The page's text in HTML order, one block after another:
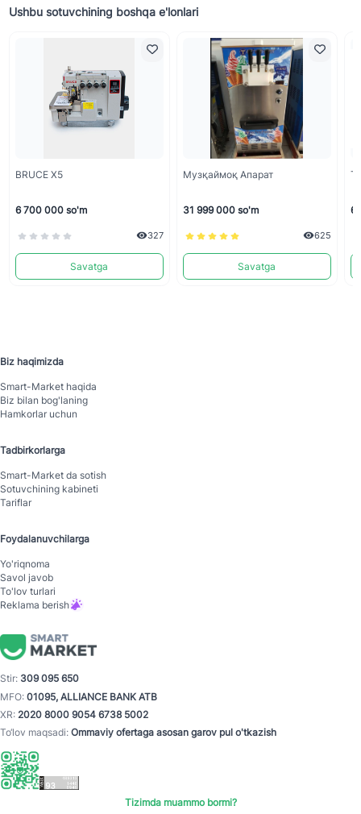
Ushbu sotuvchining boshqa e'lonlari
BRUCE X5
6 700 000 so'm
327
Savatga
Музқаймоқ Апарат
31 999 000 so'm
625
Savatga
6
Biz haqimizda
Smart-Mаrket haqida
Biz bilan bog'laning
Hamkorlar uchun
Tadbirkorlarga
Smart-Mаrket da sotish
Sotuvchining kabineti
Tariflar
Foydalanuvchilarga
Yo'riqnoma
Savol javob
To'lov turlari
Reklama berish
Stir: 309 095 650
MFO: 01095, ALLIANCE BANK ATB
XR: 2020 8000 9054 6738 5002
To‘lov maqsadi: Ommaviy ofertaga asosan garov pul o'tkazish
Tizimda muammo bormi?